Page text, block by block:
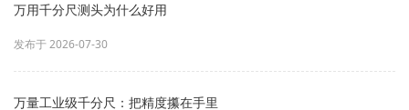
万用千分尺测头为什么好用
发布于 2026-07-30
万量工业级千分尺：把精度攥在手里